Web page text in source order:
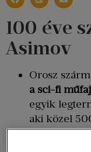
100 éve
Asimov
Orosz
a sci-fi
egyik
aki közel
hagyott az